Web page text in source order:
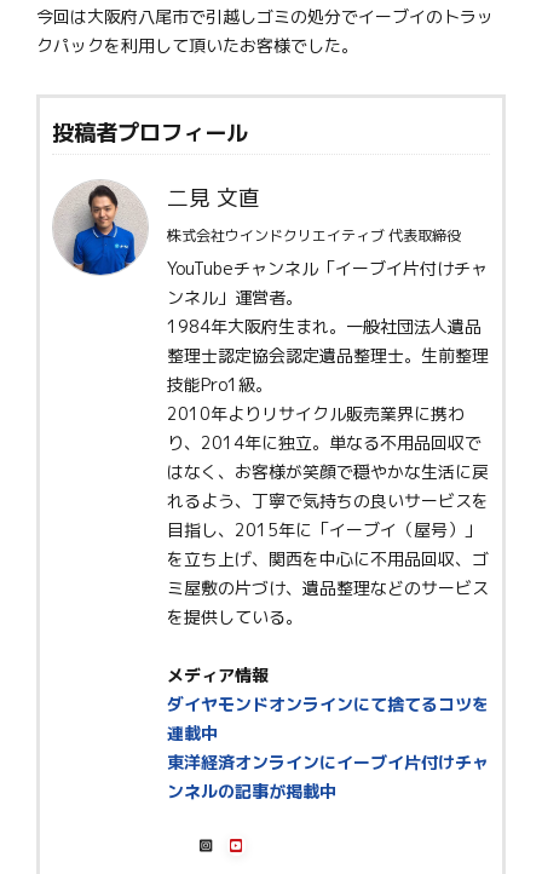
今回は大阪府八尾市で引越しゴミの処分でイーブイのトラッ
クパックを利用して頂いたお客様でした。
投稿者プロフィール
二見 文直
株式会社ウインドクリエイティブ 代表取締役
YouTubeチャンネル「イーブイ片付けチャ
ンネル」運営者。
1984年大阪府生まれ。一般社団法人遺品
整理士認定協会認定遺品整理士。生前整理
技能Pro1級。
2010年よりリサイクル販売業界に携わ
り、2014年に独立。単なる不用品回収で
はなく、お客様が笑顔で穏やかな生活に戻
れるよう、丁寧で気持ちの良いサービスを
目指し、2015年に「イーブイ（屋号）」
を立ち上げ、関西を中心に不用品回収、ゴ
ミ屋敷の片づけ、遺品整理などのサービス
を提供している。
メディア情報
ダイヤモンドオンラインにて捨てるコツを
連載中
東洋経済オンラインにイーブイ片付けチャ
ンネルの記事が掲載中